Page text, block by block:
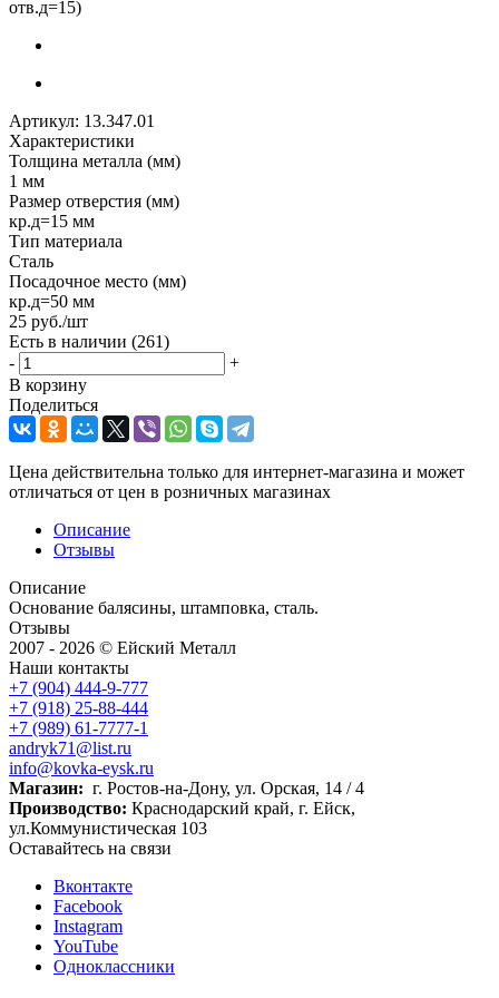
отв.д=15)
Артикул: 13.347.01
Характеристики
Толщина металла (мм)
1 мм
Размер отверстия (мм)
кр.д=15 мм
Тип материала
Сталь
Посадочное место (мм)
кр.д=50 мм
25 руб./шт
Есть в наличии (261)
-
+
В корзину
Поделиться
Цена действительна только для интернет-магазина и может
отличаться от цен в розничных магазинах
Описание
Отзывы
Описание
Основание балясины, штамповка, сталь.
Отзывы
2007 - 2026 © Ейский Металл
Наши контакты
+7 (904) 444-9-777
+7 (918) 25-88-444
+7 (989) 61-7777-1
andryk71@list.ru
info@kovka-eysk.ru
Магазин: г. Ростов-на-Дону, ул. Орская, 14 / 4
Производство: Краснодарский край, г. Ейск,
ул.Коммунистическая 103
Оставайтесь на связи
Вконтакте
Facebook
Instagram
YouTube
Одноклассники